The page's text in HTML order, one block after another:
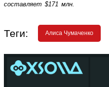
составляет $171 млн.
Теги: Алиса Чумаченко